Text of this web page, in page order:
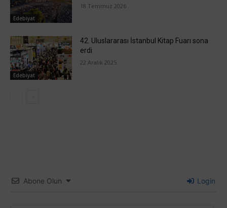
Edebiyat
18 Temmuz 2026
Edebiyat
42. Uluslararası İstanbul Kitap Fuarı sona
erdi
22 Aralık 2025
Abone Olun Login